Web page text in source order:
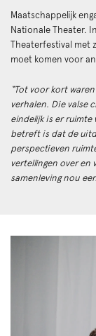
Maatschappelijk
Nationale Theater.
Theaterfestival met
moet komen voor
“Tot voor kort
verhalen. Die valse
eindelijk is er
betreft is dat de
perspectieven
vertellingen over en
samenleving nou